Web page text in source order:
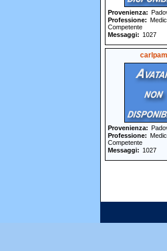
Provenienza
Professione
Competente
Messaggi
1027
carlpam
Provenienza
Professione
Competente
Messaggi
1027